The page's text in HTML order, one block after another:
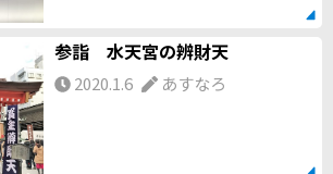
参詣 水天宮の辨財天
2020.1.6 あすなろ